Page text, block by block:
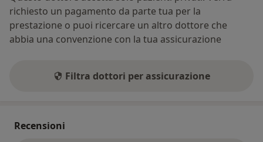
richiesto un pagamento da parte tua per la
prestazione o puoi ricercare un altro dottore che
abbia una convenzione con la tua assicurazione
Filtra dottori per assicurazione
Recensioni